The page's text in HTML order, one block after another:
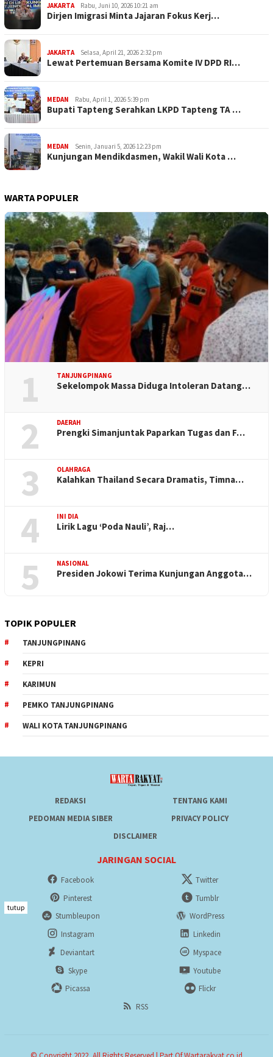
JAKARTA Rabu, Juni 10, 2026 10:21 am
Dirjen Imigrasi Minta Jajaran Fokus Kerj…
JAKARTA Selasa, April 21, 2026 2:32 pm
Lewat Pertemuan Bersama Komite IV DPD RI…
MEDAN Rabu, April 1, 2026 5:39 pm
Bupati Tapteng Serahkan LKPD Tapteng TA …
MEDAN Senin, Januari 5, 2026 12:23 pm
Kunjungan Mendikdasmen, Wakil Wali Kota …
WARTA POPULER
1 TANJUNGPINANG
Sekelompok Massa Diduga Intoleran Datang…
2 DAERAH
Prengki Simanjuntak Paparkan Tugas dan F…
3 OLAHRAGA
Kalahkan Thailand Secara Dramatis, Timna…
4 INI DIA
Lirik Lagu ‘Poda Nauli’, Raj…
5 NASIONAL
Presiden Jokowi Terima Kunjungan Anggota…
TOPIK POPULER
TANJUNGPINANG
KEPRI
KARIMUN
PEMKO TANJUNGPINANG
WALI KOTA TANJUNGPINANG
REDAKSI
TENTANG KAMI
PEDOMAN MEDIA SIBER
PRIVACY POLICY
DISCLAIMER
JARINGAN SOCIAL
Facebook
Twitter
Pinterest
Tumblr
Stumbleupon
WordPress
Instagram
Linkedin
Deviantart
Myspace
Skype
Youtube
Picassa
Flickr
RSS
tutup